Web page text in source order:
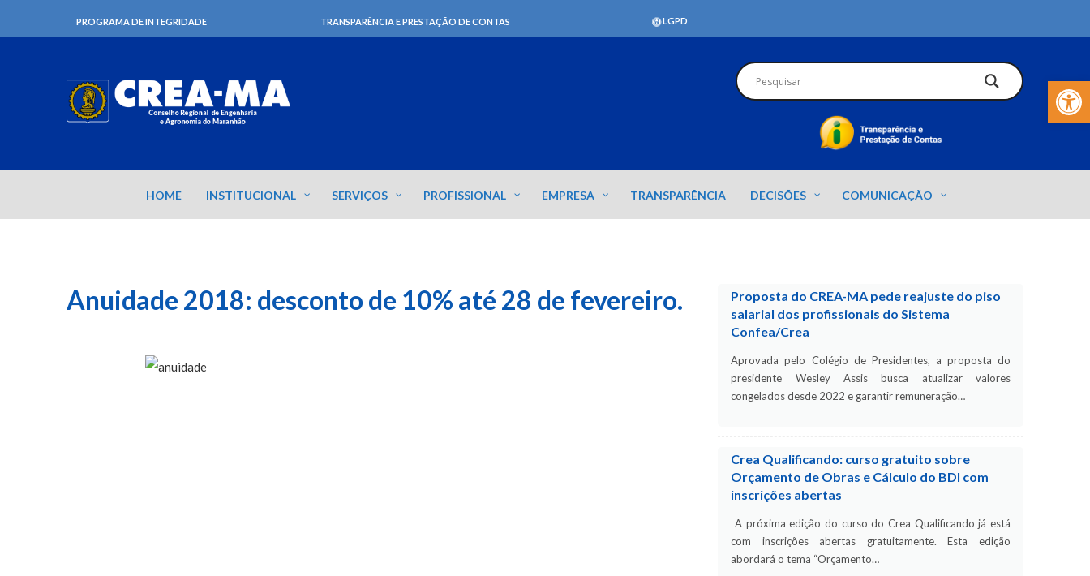
Barra de
PROGRAMA DE INTEGRIDADE TRANSPARÊNCIA E PRESTAÇÃO DE CONTAS LGPD
HOME INSTITUCIONAL SERVIÇOS PROFISSIONAL EMPRESA TRANSPARÊNCIA DECISÕES COMUNICAÇÃO
Anuidade 2018: desconto de 10% até 28 de fevereiro.
Proposta do CREA-MA pede reajuste do piso
salarial dos profissionais do Sistema
Confea/Crea
Aprovada pelo Colégio de Presidentes, a proposta do
presidente Wesley Assis busca atualizar valores
congelados desde 2022 e garantir remuneração…
Crea Qualificando: curso gratuito sobre
Orçamento de Obras e Cálculo do BDI com
inscrições abertas
A próxima edição do curso do Crea Qualificando já está
com inscrições abertas gratuitamente. Esta edição
abordará o tema “Orçamento…